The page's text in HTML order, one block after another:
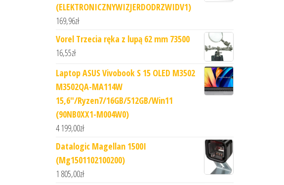
(ELEKTRONICZNYWIZJERDODRZWIDV1)
169,96zł
Vorel Trzecia ręka z lupą 62 mm 73500
16,55zł
Laptop ASUS Vivobook S 15 OLED M3502
M3502QA-MA114W
15,6"/Ryzen7/16GB/512GB/Win11
(90NB0XX1-M004W0)
4 199,00zł
Datalogic Magellan 1500I
(Mg1501102100200)
1 805,00zł